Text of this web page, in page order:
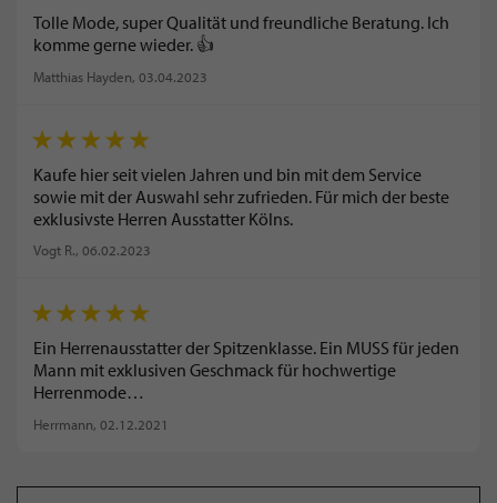
Tolle Mode, super Qualität und freundliche Beratung. Ich
komme gerne wieder. 👍
Matthias Hayden, 03.04.2023
Kaufe hier seit vielen Jahren und bin mit dem Service
sowie mit der Auswahl sehr zufrieden. Für mich der beste
exklusivste Herren Ausstatter Kölns.
Vogt R., 06.02.2023
Ein Herrenausstatter der Spitzenklasse. Ein MUSS für jeden
Mann mit exklusiven Geschmack für hochwertige
Herrenmode…
Herrmann, 02.12.2021